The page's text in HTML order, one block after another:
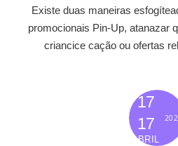
Existe duas maneiras
promocionais Pin-Up, atanazar
criancice cação ou ofertas
17
17
ABRIL